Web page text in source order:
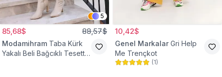
5
85,68$ 88,57$
Modamihram Taba Kürk
Yakalı Beli Bağcıklı Tesettür
10,42$
Genel Markalar Gri Help
Me Trençkot
(1)